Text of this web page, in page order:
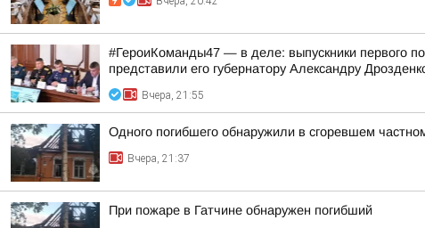
#ГероиКоманды47 — в деле: выпускники первого
представили его губернатору Александру
Вчера, 21:55
Одного погибшего обнаружили в сгоревшем
Вчера, 21:37
При пожаре в Гатчине обнаружен погибший